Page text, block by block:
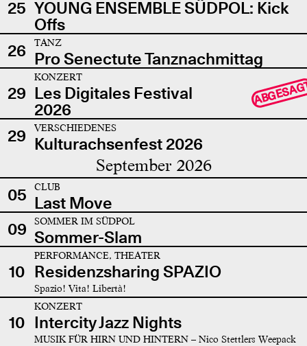
25 YOUNG ENSEMBLE SÜDPOL: Kick
Offs
26
TANZ
Pro Senectute Tanznachmittag
29
KONZERT
Les Digitales Festival
2026
29 VERSCHIEDENES
Kulturachsenfest 2026
September 2026
05 CLUB
Last Move
09
SOMMER IM SÜDPOL
Sommer-Slam
10
PERFORMANCE, THEATER
Residenzsharing SPAZIO
Spazio! Vita! Libertà!
10
KONZERT
Intercity Jazz Nights
MUSIK FÜR HIRN UND HINTERN – Nico Stettlers Weepack